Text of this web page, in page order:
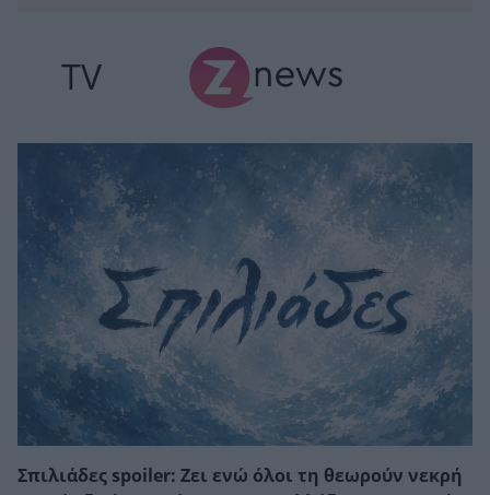
TV
Σπιλιάδες spoiler: Ζει ενώ όλοι τη θεωρούν νεκρή